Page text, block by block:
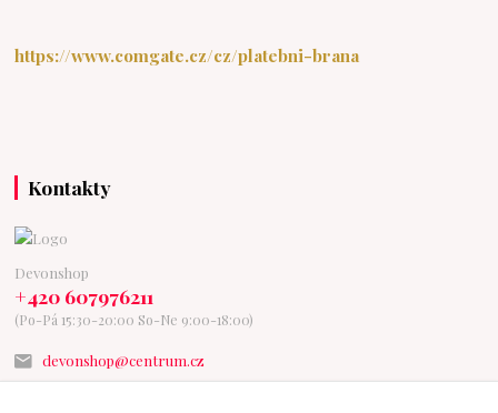
https://www.comgate.cz/cz/platebni-brana
Kontakty
Devonshop
+420 607976211
(Po-Pá 15:30-20:00 So-Ne 9:00-18:00)
devonshop@centrum.cz